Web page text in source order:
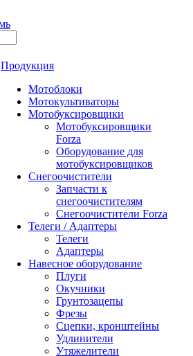
Продукция
Мотоблоки
Мотокультиваторы
Мотобуксировщики
Мотобуксировщики
Forza
Оборудование для
мотобуксировщиков
Снегоочистители
Запчасти к
снегоочистителям
Снегоочистители Forza
Телеги / Адаптеры
Телеги
Адаптеры
Навесное оборудование
Плуги
Окучники
Грунтозацепы
Фрезы
Сцепки, кронштейны
Удлинители
Утяжелители